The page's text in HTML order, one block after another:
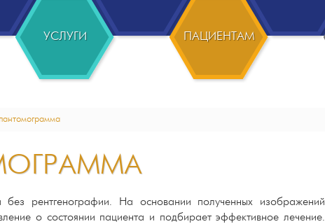
УСЛУГИ ПАЦИЕНТАМ
без рентгенографии. На основании полученных изображений
о состоянии пациента и подбирает эффективное лечение.